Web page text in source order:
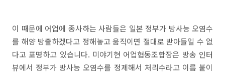
이 때문에 어업에 종사하는 사람들은 일본 정부가 방사능 오염수
를 해양 방출하겠다고 정해놓고 움직이면 절대로 받아들일 수 없
다고 표명하고 있습니다. 미야기현 어업협동조합장은 방송 인터
뷰에서 정부가 방사능 오염수를 정제해서 처리수라고 이름 붙이